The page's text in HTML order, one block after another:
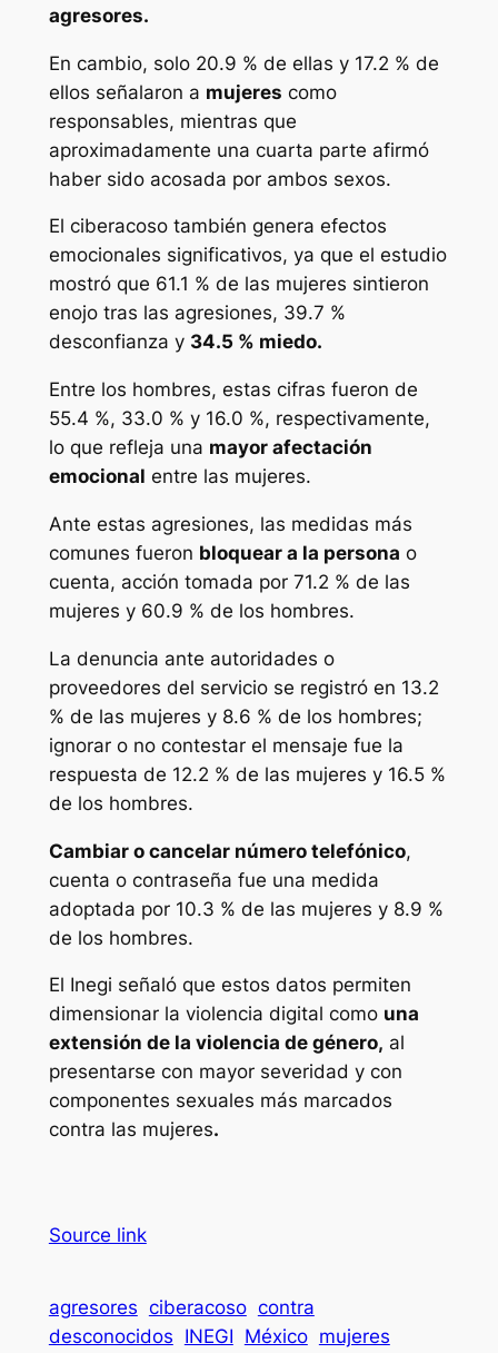
agresores.
En cambio, solo 20.9 % de ellas y 17.2 % de
ellos señalaron a mujeres como
responsables, mientras que
aproximadamente una cuarta parte afirmó
haber sido acosada por ambos sexos.
El ciberacoso también genera efectos
emocionales significativos, ya que el estudio
mostró que 61.1 % de las mujeres sintieron
enojo tras las agresiones, 39.7 %
desconfianza y 34.5 % miedo.
Entre los hombres, estas cifras fueron de
55.4 %, 33.0 % y 16.0 %, respectivamente,
lo que refleja una mayor afectación
emocional entre las mujeres.
Ante estas agresiones, las medidas más
comunes fueron bloquear a la persona o
cuenta, acción tomada por 71.2 % de las
mujeres y 60.9 % de los hombres.
La denuncia ante autoridades o
proveedores del servicio se registró en 13.2
% de las mujeres y 8.6 % de los hombres;
ignorar o no contestar el mensaje fue la
respuesta de 12.2 % de las mujeres y 16.5 %
de los hombres.
Cambiar o cancelar número telefónico,
cuenta o contraseña fue una medida
adoptada por 10.3 % de las mujeres y 8.9 %
de los hombres.
El Inegi señaló que estos datos permiten
dimensionar la violencia digital como una
extensión de la violencia de género, al
presentarse con mayor severidad y con
componentes sexuales más marcados
contra las mujeres.
Source link
agresores ciberacoso contra
desconocidos INEGI México mujeres